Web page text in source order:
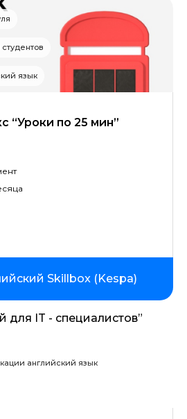
язык
“Уроки по 25 мин”
Skillbox (Kespa)
английский язык